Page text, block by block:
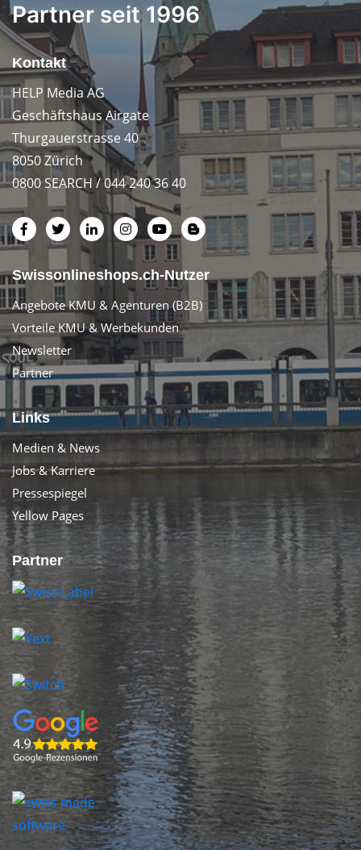
Partner seit 1996
Kontakt
HELP Media AG
Geschäftshaus Airgate
Thurgauerstrasse 40
8050 Zürich
0800 SEARCH / 044 240 36 40
Swissonlineshops.ch-Nutzer
Angebote KMU & Agenturen (B2B)
Vorteile KMU & Werbekunden
Newsletter
Partner
Links
Medien & News
Jobs & Karriere
Pressespiegel
Yellow Pages
Partner